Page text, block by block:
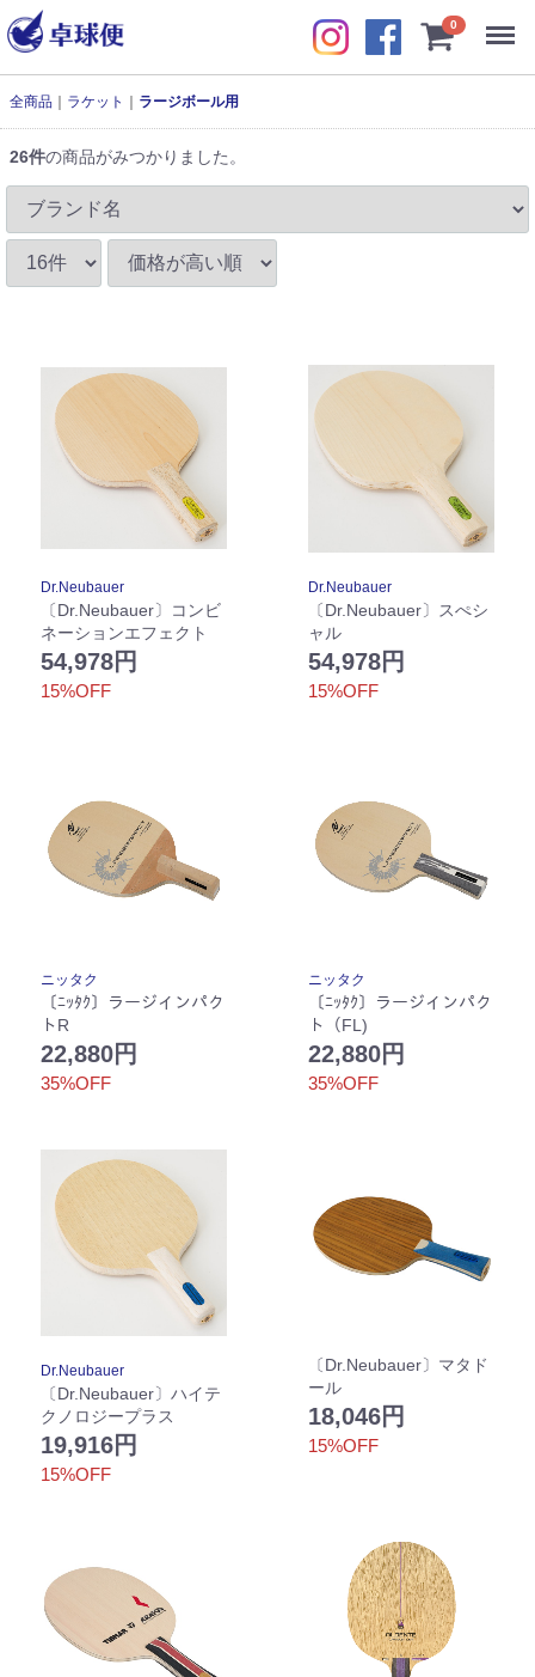
0
全商品 ラケット ラージボール用
26件の商品がみつかりました。
Dr.Neubauer
〔Dr.Neubauer〕コンビ
ネーションエフェクト
54,978円
15%OFF
Dr.Neubauer
〔Dr.Neubauer〕スぺシ
ャル
54,978円
15%OFF
ニッタク
〔ﾆｯﾀｸ〕ラージインパク
トR
22,880円
35%OFF
ニッタク
〔ﾆｯﾀｸ〕ラージインパク
ト（FL)
22,880円
35%OFF
Dr.Neubauer
〔Dr.Neubauer〕ハイテ
クノロジープラス
19,916円
15%OFF
〔Dr.Neubauer〕マタド
ール
18,046円
15%OFF